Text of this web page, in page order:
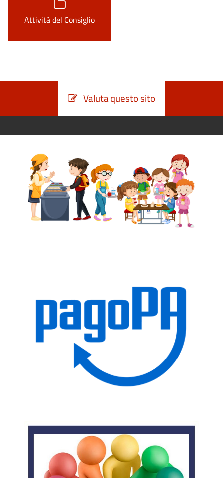
Attività del Consiglio
Valuta questo sito